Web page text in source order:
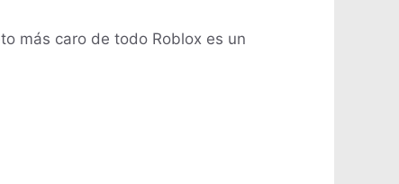
más caro de todo Roblox es un